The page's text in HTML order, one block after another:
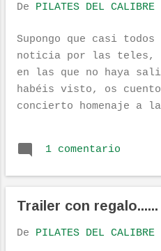
De PILATES DEL CALIBRE
Supongo que casi
noticia por las teles,
en las que no haya
habéis visto, os
concierto homenaje a
evento, en el Circulo
Madrid, se reunieron a
de postín, allí
Amaral, Havalina,
Caffeina, y algunos
1 comentario
Trailer con regalo......
De PILATES DEL CALIBRE